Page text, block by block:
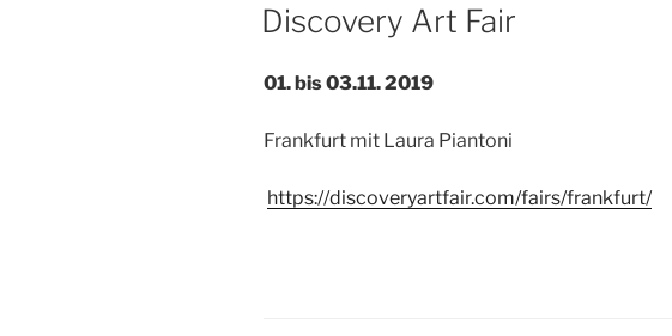
Discovery Art Fair
01. bis 03.11. 2019
Frankfurt mit Laura Piantoni
https://discoveryartfair.com/fairs/frankfurt/